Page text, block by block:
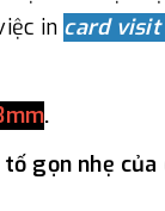
in card visit
.
gọn nhẹ của